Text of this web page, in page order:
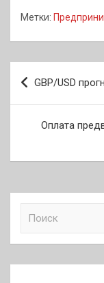
Метки:
Навигация
по
записям
GBP/USD
Оплата
к